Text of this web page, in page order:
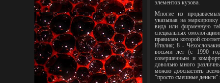
элементов кузова.
Многие из
указывая на
вида или фирменную
специальных
правилам которой
Италия; 8 -
восьми лет (с 1990
совершенным и
довольно много
можно дооснастить
"просто смешные